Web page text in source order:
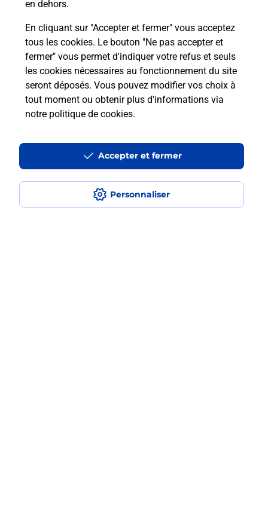
en dehors.
En cliquant sur "Accepter et fermer" vous acceptez
tous les cookies. Le bouton "Ne pas accepter et
fermer" vous permet d'indiquer votre refus et seuls
les cookies nécessaires au fonctionnement du site
seront déposés. Vous pouvez modifier vos choix à
tout moment ou obtenir plus d'informations via
notre politique de cookies.
Personnaliser
Accepter et fermer
RICAMARIE (42150) ? Découvrez toutes les
solutions proposées par La Poste.
En savoir plus
Quel est le prix d’une photocopie ?